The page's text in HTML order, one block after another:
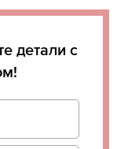
детали с